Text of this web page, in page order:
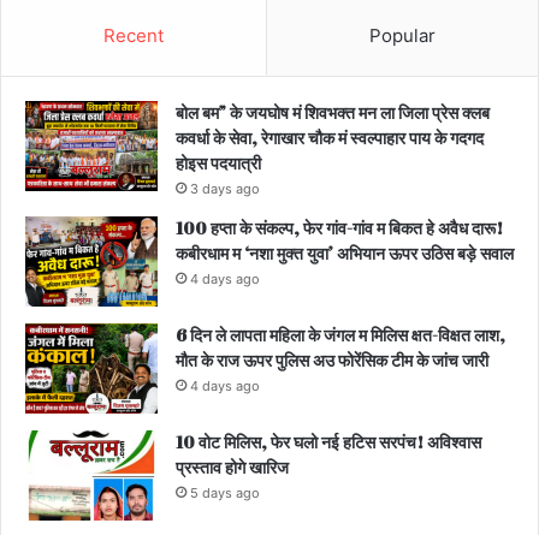
Recent Popular
बोल बम” के जयघोष मं शिवभक्त मन ला जिला प्रेस क्लब
कवर्धा के सेवा, रेगाखार चौक मं स्वल्पाहार पाय के गदगद
होइस पदयात्री
3 days ago
100 हप्ता के संकल्प, फेर गांव-गांव म बिकत हे अवैध दारू!
कबीरधाम म ‘नशा मुक्त युवा’ अभियान ऊपर उठिस बड़े सवाल
4 days ago
6 दिन ले लापता महिला के जंगल म मिलिस क्षत-विक्षत लाश,
मौत के राज ऊपर पुलिस अउ फोरेंसिक टीम के जांच जारी
4 days ago
10 वोट मिलिस, फेर घलो नई हटिस सरपंच! अविश्वास
प्रस्ताव होगे खारिज
5 days ago